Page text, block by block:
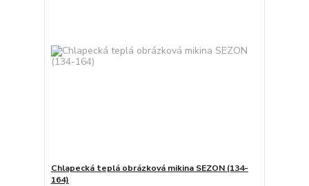
Chlapecká teplá obrázková mikina SEZON (134-
164)